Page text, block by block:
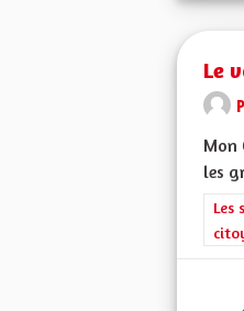
Le
Mon
les
Les